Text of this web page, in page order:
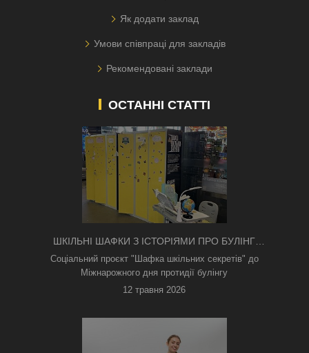
Як додати заклад
Умови співпраці для закладів
Рекомендовані заклади
ОСТАННІ СТАТТІ
ШКІЛЬНІ ШАФКИ З ІСТОРІЯМИ ПРО БУЛІНГ
З'ЯВИЛИСЯ В КИЄВІ
Соціальний проєкт "Шафка шкільних секретів" до
Міжнарожного дня протидії булінгу
12 травня 2026